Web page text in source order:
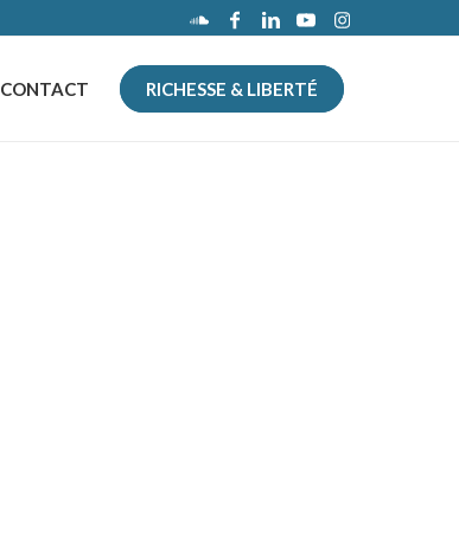
CONTACT RICHESSE & LIBERTÉ